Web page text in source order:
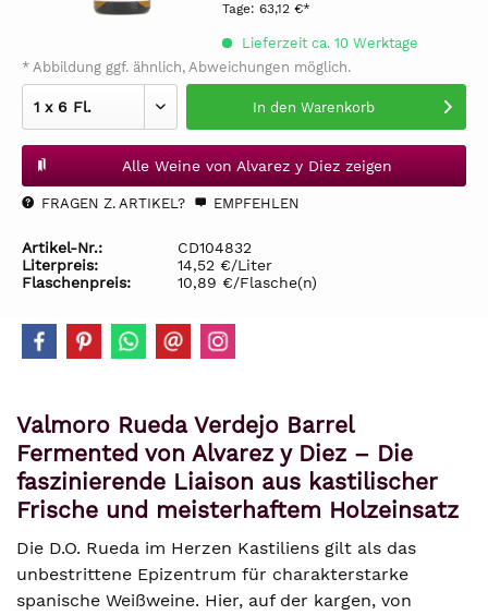
Tage: 63,12 €*
Lieferzeit ca. 10 Werktage
* Abbildung ggf. ähnlich, Abweichungen möglich.
In den Warenkorb
Alle Weine von Alvarez y Diez zeigen
FRAGEN Z. ARTIKEL? EMPFEHLEN
Artikel-Nr.:
CD104832
Literpreis:
14,52 €/Liter
Flaschenpreis:
10,89 €/Flasche(n)
Valmoro Rueda Verdejo Barrel
Fermented von Alvarez y Diez – Die
faszinierende Liaison aus kastilischer
Frische und meisterhaftem Holzeinsatz
Die D.O. Rueda im Herzen Kastiliens gilt als das
unbestrittene Epizentrum für charakterstarke
spanische Weißweine. Hier, auf der kargen, von